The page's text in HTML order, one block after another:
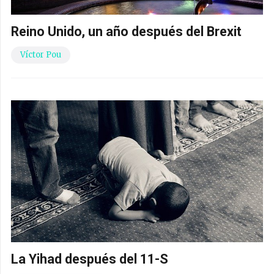
Reino Unido, un año después del Brexit
Víctor Pou
La Yihad después del 11-S